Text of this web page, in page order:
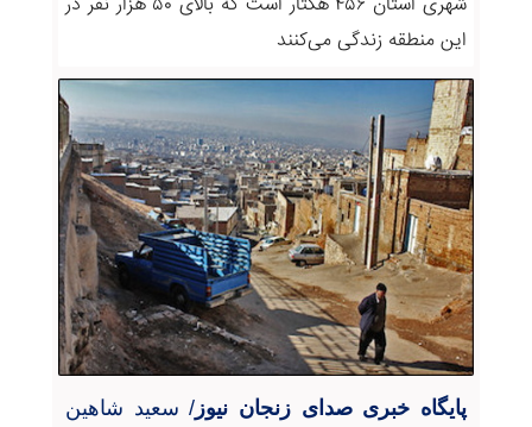
این منطقه زندگی می‌کنند
پایگاه خبری صدای زنجان نیوز / سعید شاهین